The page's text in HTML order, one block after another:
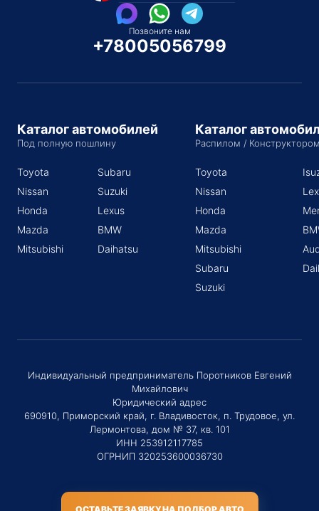
Позвоните нам
+78005056799
Каталог автомобилей
Под полную пошлину
Toyota
Nissan
Honda
Mazda
Mitsubishi
Subaru
Suzuki
Lexus
BMW
Daihatsu
Каталог
Распилом /
Toyota
Nissan
Honda
Mazda
Mitsubishi
Subaru
Suzuki
Индивидуальный предприниматель Поротников Евгений
Михайлович
Юридический адрес
690910, Приморский край, г. Владивосток, п. Трудовое, ул.
Лермонтова, дом № 37, кв. 101
ИНН 253912117785
ОГРНИП 320253600036730